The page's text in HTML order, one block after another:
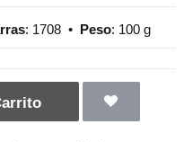
: 1708 • Peso: 100 g